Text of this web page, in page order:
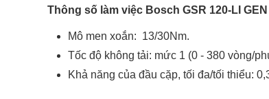
Thông số làm việc Bosch GSR 120-LI GEN
Mô men xoắn: 13/30Nm.
Tốc độ không tải: mức 1 (0 - 380 vòng/
Khả năng của đầu cặp, tối đa/tối thiểu: